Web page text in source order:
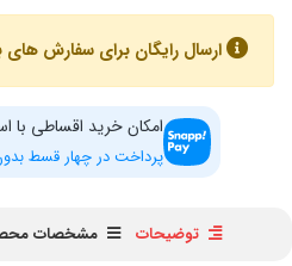
ارسال رایگان برای سفارش های بالای 500
امکان خرید اقساطی با
پرداخت در چهار قسط
توضیحات مشخصات